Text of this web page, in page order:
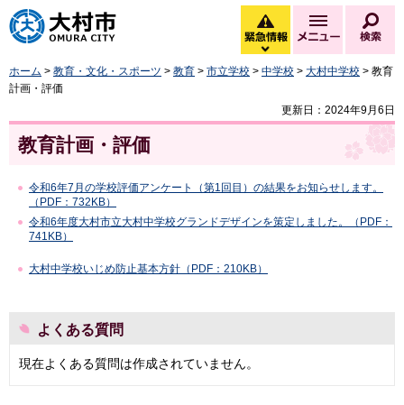
大村市
緊急情報
緊急情報を開く
メニュー
ホーム > 教育・文化・スポーツ > 教育 > 市立学校 > 中学校 > 大村中学校 > 教育
計画・評価
更新日：2024年9月6日
教育計画・評価
令和6年7月の学校評価アンケート（第1回目）の結果をお知らせします。
（PDF：732KB）
令和6年度大村市立大村中学校グランドデザインを策定しました。（PDF：
741KB）
大村中学校いじめ防止基本方針（PDF：210KB）
よくある質問
現在よくある質問は作成されていません。